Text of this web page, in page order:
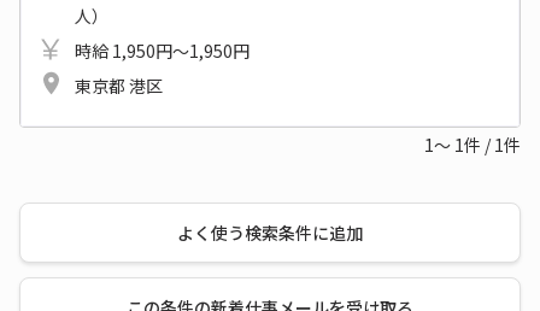
人）
時給 1,950円～1,950円
東京都 港区
1～ 1件 / 1件
よく使う検索条件に追加